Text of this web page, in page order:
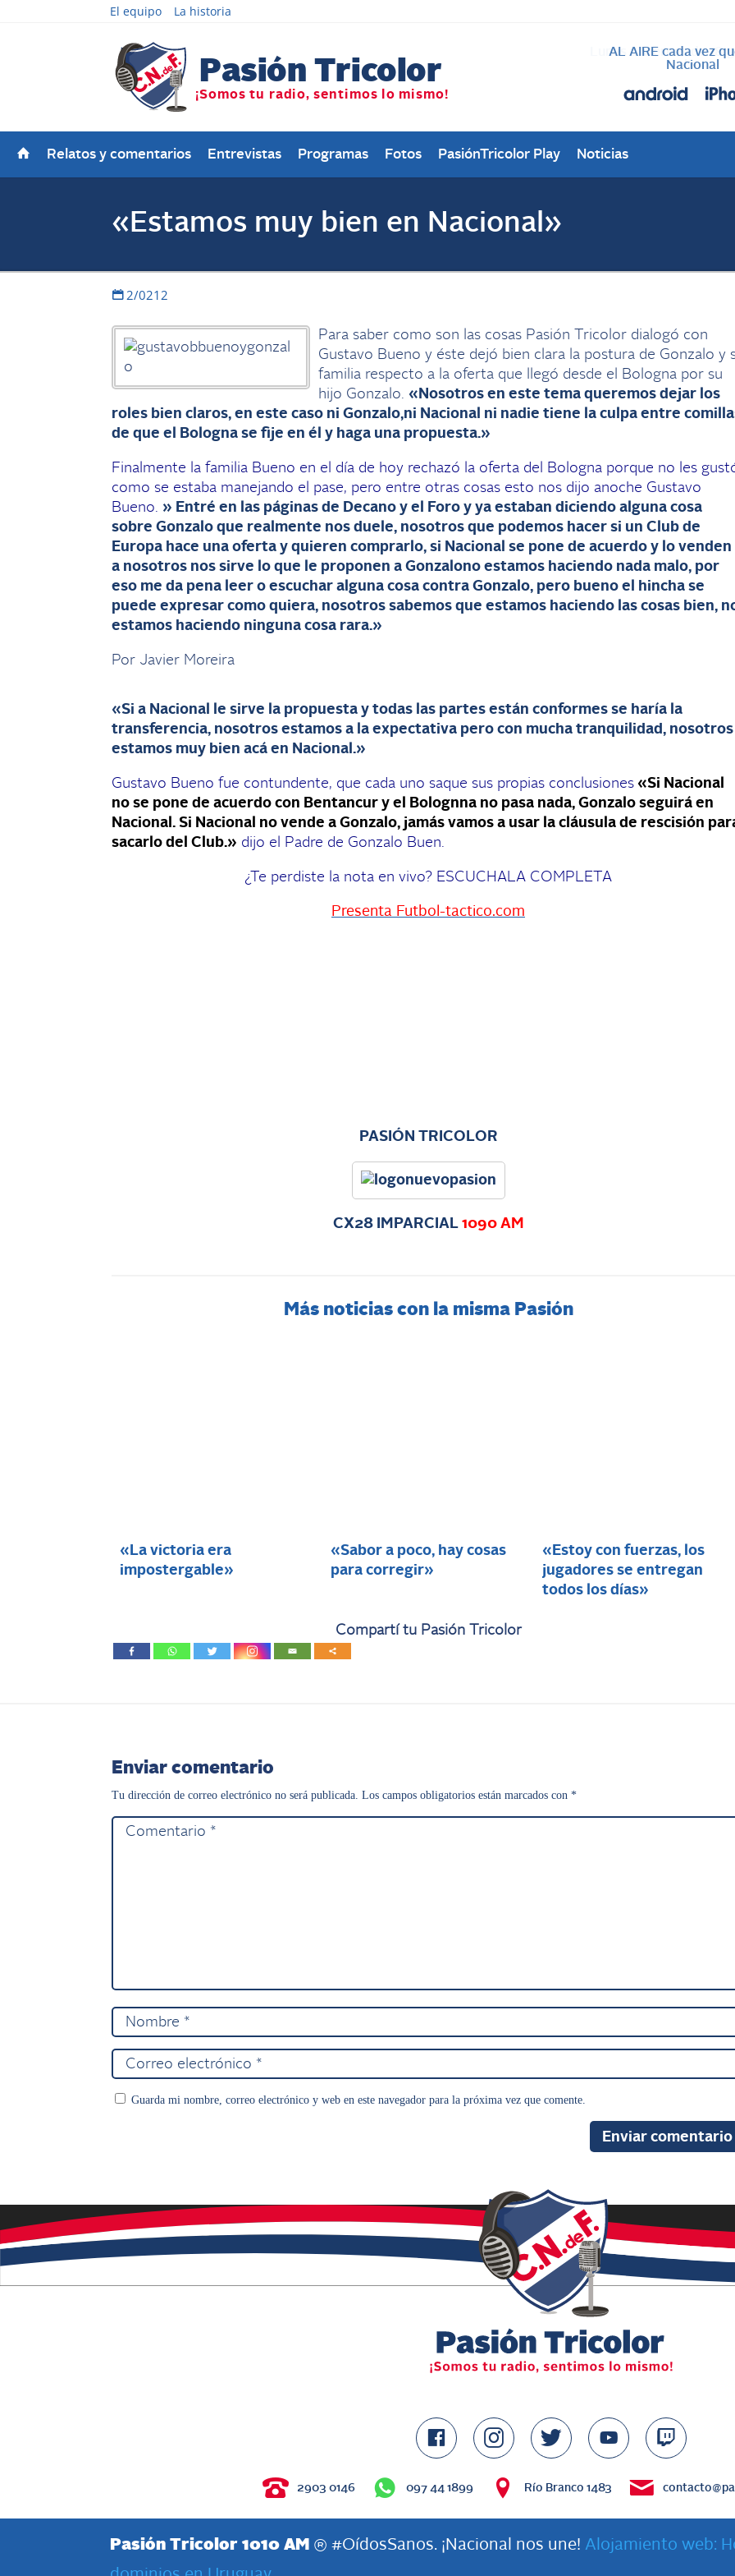
El equipo La historia
AL AIRE cada vez
Nacional
Relatos y comentarios Entrevistas Programas Fotos PasiónTricolor Play Noticias
«Estamos muy bien en Nacional»
2/0212
Para saber como son las cosas Pasión Tricolor dialogó con
Gustavo Bueno y éste dejó bien clara la postura de Gonzalo y
familia respecto a la oferta que llegó desde el Bologna por su
hijo Gonzalo. «Nosotros en este tema queremos dejar los
roles bien claros, en este caso ni Gonzalo,ni Nacional ni nadie tiene la culpa entre
de que el Bologna se fije en él y haga una propuesta.»
Finalmente la familia Bueno en el día de hoy rechazó la oferta del Bologna porque no les
como se estaba manejando el pase, pero entre otras cosas esto nos dijo anoche Gustavo
Bueno. » Entré en las páginas de Decano y el Foro y ya estaban diciendo alguna cosa
sobre Gonzalo que realmente nos duele, nosotros que podemos hacer si un Club de
Europa hace una oferta y quieren comprarlo, si Nacional se pone de acuerdo y lo venden
a nosotros nos sirve lo que le proponen a Gonzalono estamos haciendo nada malo, por
eso me da pena leer o escuchar alguna cosa contra Gonzalo, pero bueno el hincha se
puede expresar como quiera, nosotros sabemos que estamos haciendo las cosas bien,
estamos haciendo ninguna cosa rara.»
Por Javier Moreira
«Si a Nacional le sirve la propuesta y todas las partes están conformes se haría la
transferencia, nosotros estamos a la expectativa pero con mucha tranquilidad, nosotros
estamos muy bien acá en Nacional.»
Gustavo Bueno fue contundente, que cada uno saque sus propias conclusiones«Si Nacional
no se pone de acuerdo con Bentancur y el Bolognna no pasa nada, Gonzalo seguirá en
Nacional. Si Nacional no vende a Gonzalo, jamás vamos a usar la cláusula de rescisión
sacarlo del Club.» dijo el Padre de Gonzalo Buen.
¿Te perdiste la nota en vivo? ESCUCHALA COMPLETA
Presenta Futbol-tactico.com
PASIÓN TRICOLOR
CX28 IMPARCIAL 1090 AM
Más noticias con la misma Pasión
«La victoria era
impostergable»
«Sabor a poco, hay cosas
para corregir»
«Estoy con fuerzas, los
jugadores se entregan
todos los días»
Compartí tu Pasión Tricolor
Enviar comentario
Tu dirección de correo electrónico no será publicada. Los campos obligatorios están marcados con *
Guarda mi nombre, correo electrónico y web en este navegador para la próxima vez que comente.
2903 0146 097 44 1899 Río Branco 1483
Pasión Tricolor 1010 AM ® #OídosSanos. ¡Nacional nos une! Alojamiento web: